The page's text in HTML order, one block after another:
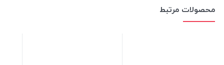
محصولات مرتبط